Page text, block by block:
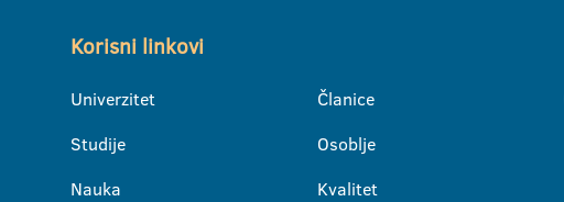
Korisni linkovi
Univerzitet
Studije
Nauka
Članice
Osoblje
Kvalitet